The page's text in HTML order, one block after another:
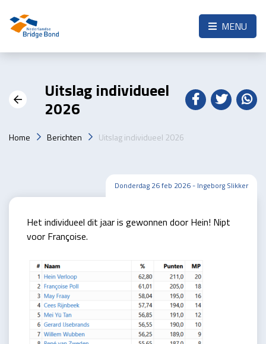
MENU
Uitslag individueel
2026
Home Berichten Uitslag individueel 2026
Donderdag 26 feb 2026 - Ingeborg Slikker
Het individueel dit jaar is gewonnen door Hein! Nipt
voor Françoise.